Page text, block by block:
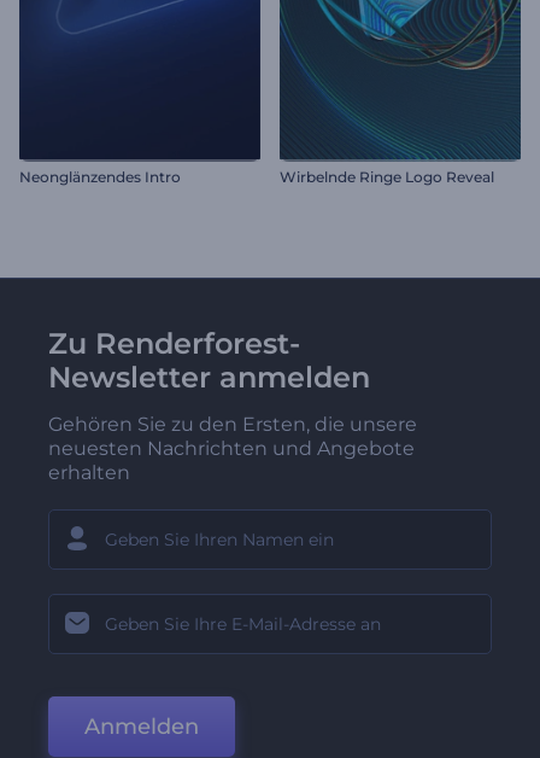
Neonglänzendes Intro Wirbelnde Ringe Logo Reveal
Zu Renderforest-
Newsletter anmelden
Gehören Sie zu den Ersten, die unsere
neuesten Nachrichten und Angebote
erhalten
Anmelden